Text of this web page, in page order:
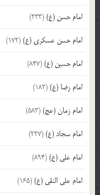
امام حسن (ع)(233)
امام حسن عسکری (ع)(172)
امام حسین (ع)(847)
امام رضا (ع)(182)
امام زمان (عج)(583)
امام سجاد (ع)(227)
امام علی (ع)(894)
امام علی النقی (ع)(165)